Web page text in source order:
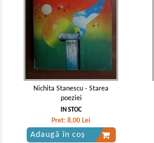
Nichita Stanescu - Starea
poeziei
IN STOC
Pret:8,00 Lei
Adaugă în coș